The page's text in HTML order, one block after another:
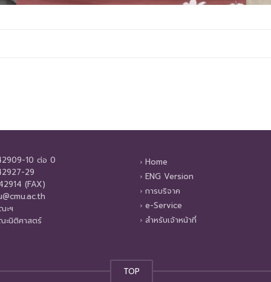
10 ต่อ 0
29
(FAX)
ะฯ
ะนิติศาสตร์
Home
ENG Version
การบริจาค
e-Service
สำหรับเจ้าหน้าที่
TOP